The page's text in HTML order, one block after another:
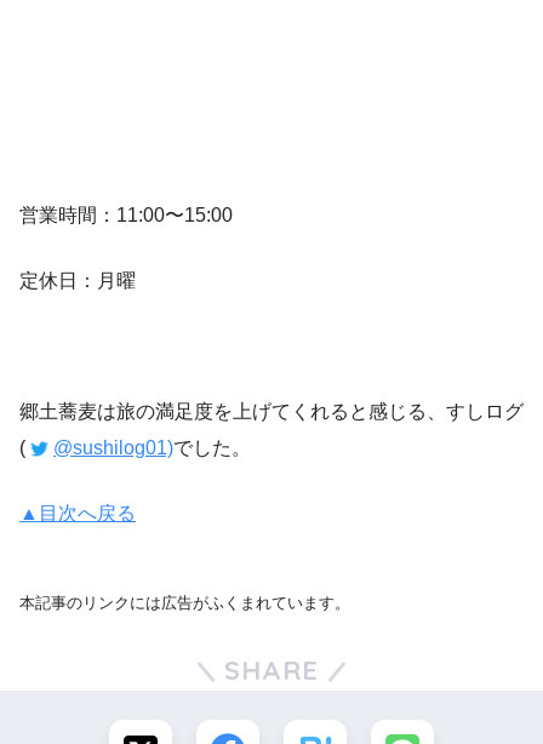
営業時間：11:00〜15:00
定休日：月曜
郷土蕎麦は旅の満足度を上げてくれると感じる、すしログ
(
@sushilog01)でした。
▲目次へ戻る
本記事のリンクには広告がふくまれています。
SHARE